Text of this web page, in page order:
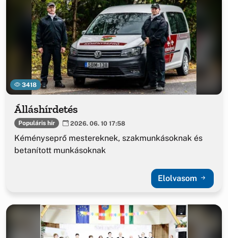
3418
Álláshírdetés
Populáris hír 2026. 06. 10 17:58
Kéményseprő mestereknek, szakmunkásoknak és
betanított munkásoknak
Elolvasom